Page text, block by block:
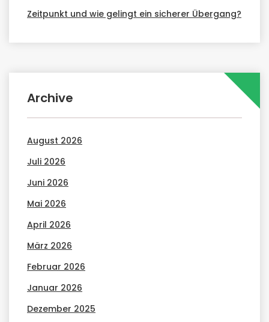
Zeitpunkt und wie gelingt ein sicherer Übergang?
Archive
August 2026
Juli 2026
Juni 2026
Mai 2026
April 2026
März 2026
Februar 2026
Januar 2026
Dezember 2025